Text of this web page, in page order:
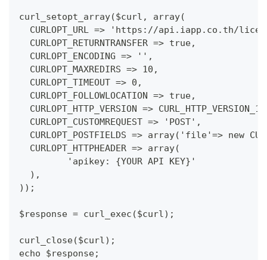
curl_setopt_array($curl, array(
CURLOPT_URL => 'https://api.iapp.co.th/
  CURLOPT_RETURNTRANSFER => true,
  CURLOPT_ENCODING => '',
  CURLOPT_MAXREDIRS => 10,
  CURLOPT_TIMEOUT => 0,
  CURLOPT_FOLLOWLOCATION => true,
CURLOPT_HTTP_VERSION =>
  CURLOPT_CUSTOMREQUEST => 'POST',
CURLOPT_POSTFIELDS => array('file'=> new
  CURLOPT_HTTPHEADER => array(
         'apikey: {YOUR API KEY}'
  ),
));
$response = curl_exec($curl);
curl_close($curl);
echo $response;